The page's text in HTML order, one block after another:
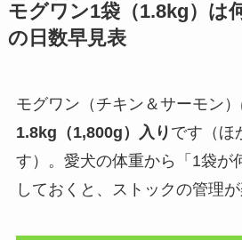
モグワン1袋（1.8kg）は
の日数早見表
モグワン（チキン＆サーモン
1.8kg（1,800g）入り です（ほ
す）。愛犬の体重から「1袋が
しておくと、ストックの管理が